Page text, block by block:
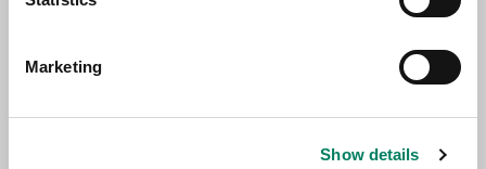
Marketing
Show details
With this stand it is easy to position your Genelec 8x20
position. The stand improves the acoustical performance
by raising the monitors above the table level, causing
has a 0-20-degree upward tilt angle adjustment